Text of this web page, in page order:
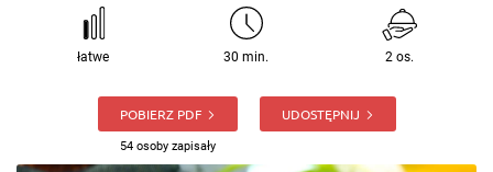
łatwe 30 min. 2 os.
POBIERZ PDF
54 osoby zapisały
UDOSTĘPNIJ